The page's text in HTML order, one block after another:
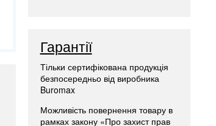
Гарантії
Тільки сертифікована продукція
безпосередньо від виробника
Buromax
Можливість повернення товару в
рамках закону «Про захист прав